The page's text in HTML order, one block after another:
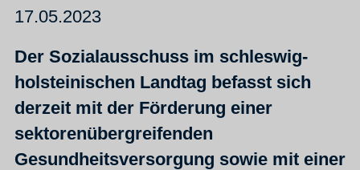
17.05.2023
Der Sozialausschuss im schleswig-
holsteinischen Landtag befasst sich
derzeit mit der Förderung einer
sektorenübergreifenden
Gesundheitsversorgung sowie mit einer